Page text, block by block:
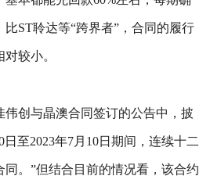
ST聆达等“跨界者”，合同的履行
较小。
创与晶澳合同签订的公告中，披
日至2023年7月10日期间，连续十二
。”但结合目前的情况看，该合约